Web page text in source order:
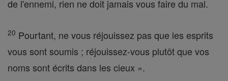
de l'ennemi, rien ne doit jamais vous faire du mal.
20 Pourtant, ne vous réjouissez pas que les esprits
vous sont soumis ; réjouissez-vous plutôt que vos
noms sont écrits dans les cieux ».